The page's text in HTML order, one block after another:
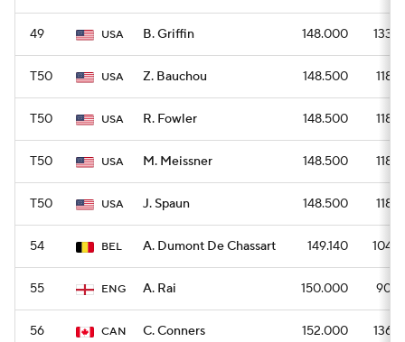
49 USA B. Griffin 148.000 1332
T50 USA Z. Bauchou 148.500 1188
T50 USA R. Fowler 148.500 1188
T50 USA M. Meissner 148.500 1188
T50 USA J. Spaun 148.500 1188
54 BEL A. Dumont De Chassart 149.140 1044
55 ENG A. Rai 150.000 900
56 CAN C. Conners 152.000 1368